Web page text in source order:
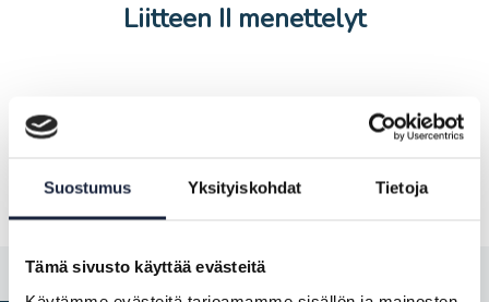
Suostumus Yksityiskohdat Tietoja
Tämä sivusto käyttää evästeitä
Liitteen II menettelyt
Tutustu SDG-asetuksen liitteen 2